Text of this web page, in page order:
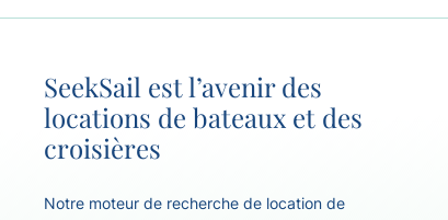
SeekSail est l’avenir des
locations de bateaux et des
croisières
Notre moteur de recherche de location de